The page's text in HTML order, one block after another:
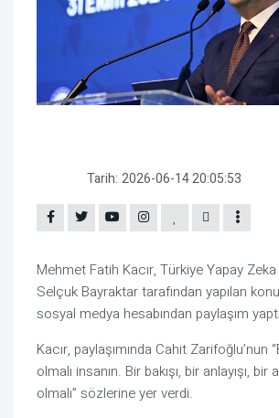
Tarih: 2026-06-14 20:05:53
Mehmet Fatih Kacır, Türkiye Yapay
Selçuk Bayraktartarafından yapılan
sosyal medya hesabından paylaşım
Kacır, paylaşımında Cahit Zarifoğlu’nun
olmalı insanın. Bir bakışı, bir anlayışı, bir
olmalı” sözlerine yer verdi.